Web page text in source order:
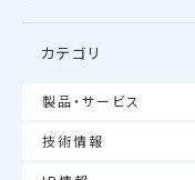
カテゴリ
製品・サービス
技術情報